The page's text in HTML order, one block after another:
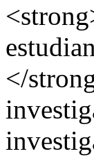
</